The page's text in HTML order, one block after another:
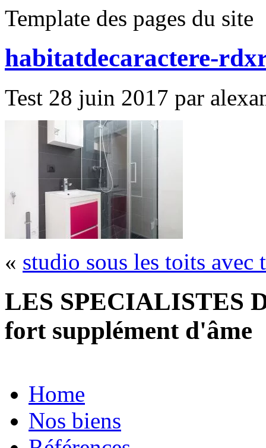
Template des pages du site
habitatdecaractere-
Test 28 juin 2017 par
« studio sous les toits avec
LES SPECIALISTES
fort supplément d'âme
Home
Nos biens